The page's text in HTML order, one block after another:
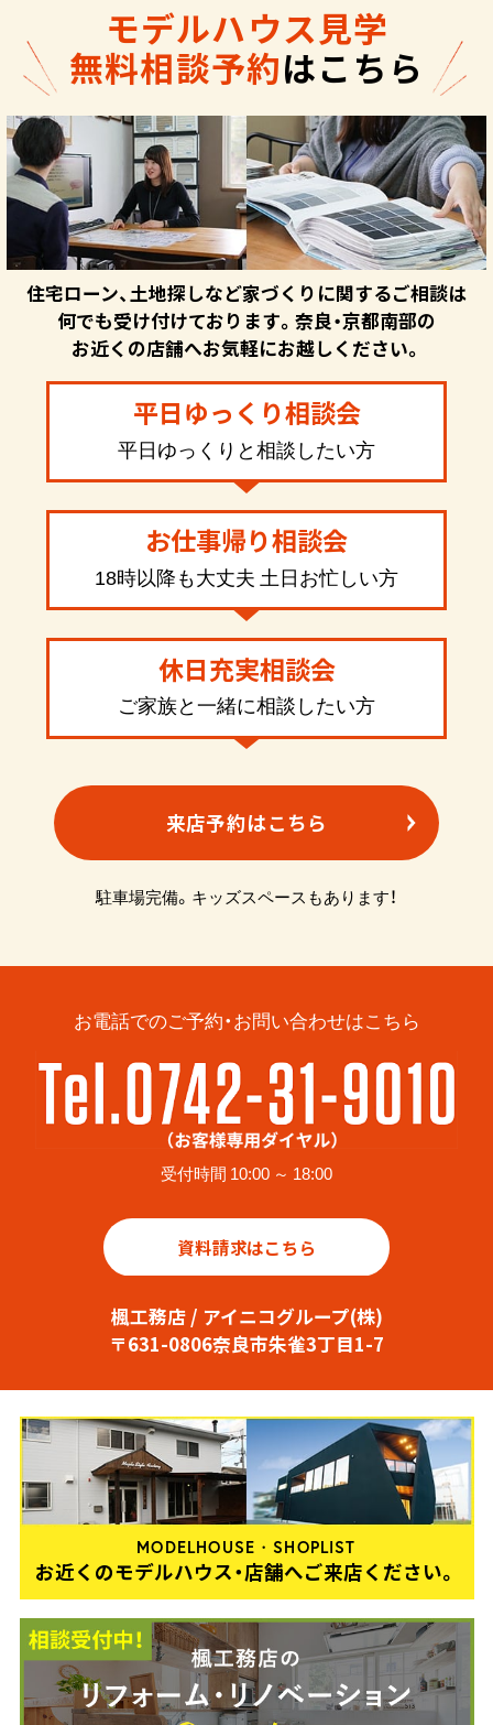
モデルハウス見学
無料相談予約はこちら
住宅ローン、土地探しなど家づくりに関するご相談は
何でも受け付けております。奈良・京都南部の
お近くの店舗へお気軽にお越しください。
平日ゆっくり相談会
平日ゆっくりと相談したい方
お仕事帰り相談会
18時以降も大丈夫 土日お忙しい方
休日充実相談会
ご家族と一緒に相談したい方
来店予約はこちら
駐車場完備。キッズスペースもあります！
お電話でのご予約・お問い合わせはこちら
受付時間 10:00 ～ 18:00
資料請求はこちら
楓工務店 / アイニコグループ(株)
〒631-0806奈良市朱雀3丁目1-7
MODELHOUSE・SHOPLIST
お近くのモデルハウス・店舗へご来店ください。